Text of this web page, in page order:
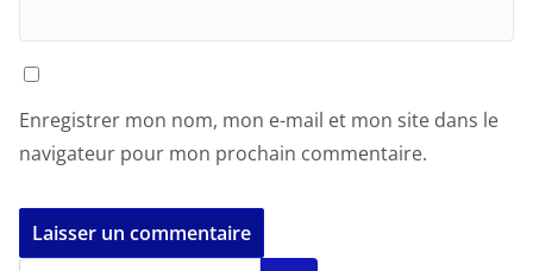
Enregistrer mon nom, mon e-mail et mon site dans le
navigateur pour mon prochain commentaire.